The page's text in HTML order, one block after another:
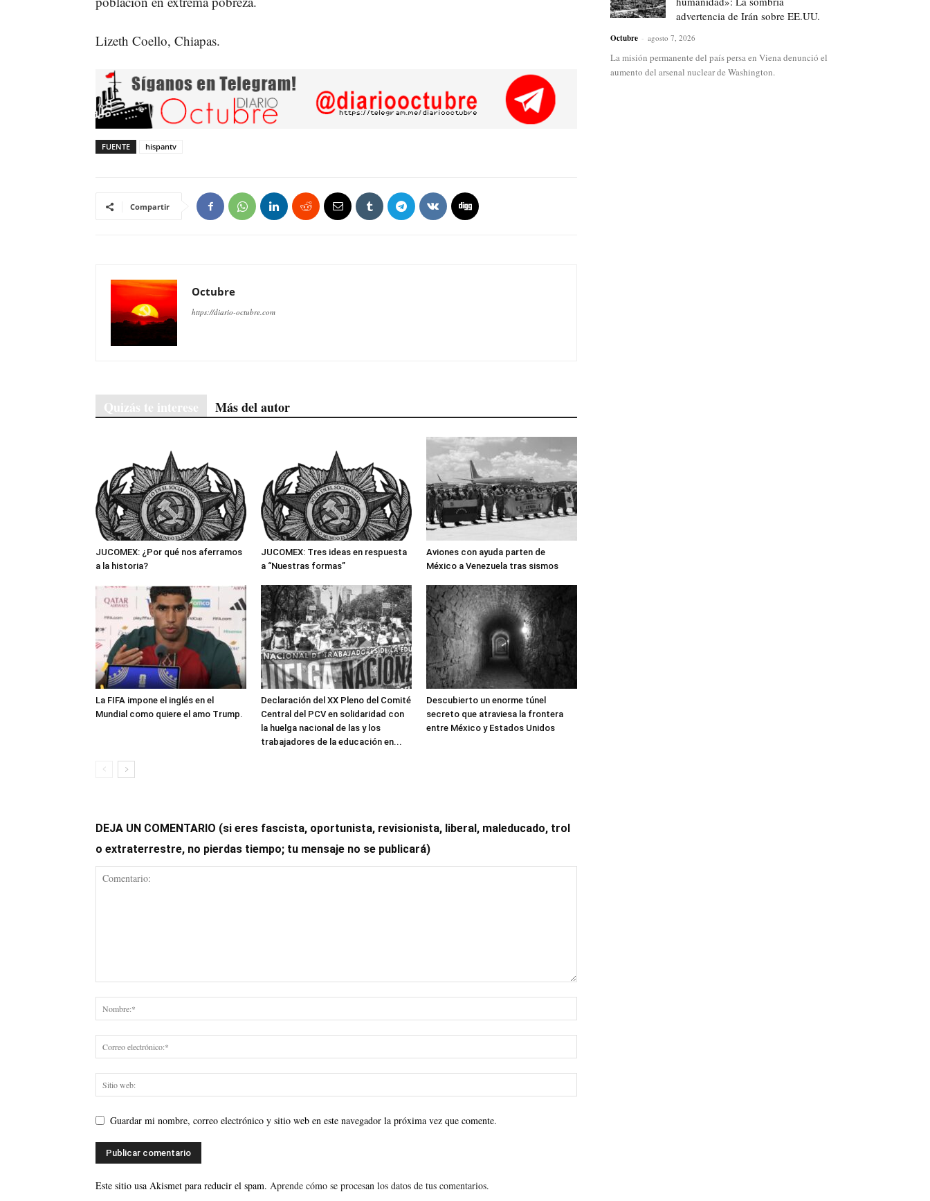
Lizeth Coello, Chiapas.
FUENTE hispantv
Compartir
Octubre
https://diario-octubre.com
Quizás te interese Más del autor
JUCOMEX: ¿Por qué nos aferramos
a la historia?
JUCOMEX: Tres ideas en respuesta
a “Nuestras formas”
Aviones con ayuda parten de
México a Venezuela tras sismos
La FIFA impone el inglés en el
Mundial como quiere el amo Trump.
Declaración del XX Pleno del Comité
Central del PCV en solidaridad con
la huelga nacional de las y los
trabajadores de la educación en...
Descubierto un enorme túnel
secreto que atraviesa la frontera
entre México y Estados Unidos
DEJA UN COMENTARIO (si eres fascista, oportunista, revisionista, liberal, maleducado, trol
o extraterrestre, no pierdas tiempo; tu mensaje no se publicará)
Guardar mi nombre, correo electrónico y sitio web en este navegador la próxima vez que comente.
Este sitio usa Akismet para reducir el spam. Aprende cómo se procesan los datos de tus comentarios.
advertencia de Irán sobre EE.UU.
Octubre - agosto 7, 2026
La misión permanente del país persa en Viena denunció el
aumento del arsenal nuclear de Washington.